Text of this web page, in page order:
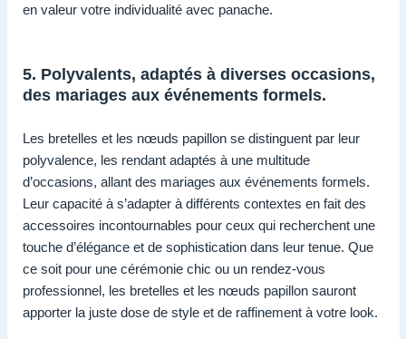
en valeur votre individualité avec panache.
5. Polyvalents, adaptés à diverses occasions,
des mariages aux événements formels.
Les bretelles et les nœuds papillon se distinguent par leur
polyvalence, les rendant adaptés à une multitude
d’occasions, allant des mariages aux événements formels.
Leur capacité à s’adapter à différents contextes en fait des
accessoires incontournables pour ceux qui recherchent une
touche d’élégance et de sophistication dans leur tenue. Que
ce soit pour une cérémonie chic ou un rendez-vous
professionnel, les bretelles et les nœuds papillon sauront
apporter la juste dose de style et de raffinement à votre look.